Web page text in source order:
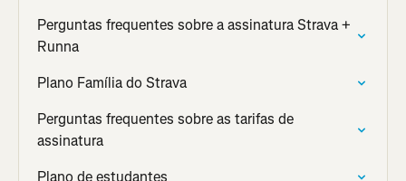
Perguntas frequentes sobre a assinatura Strava +
Runna
Plano Família do Strava
Perguntas frequentes sobre as tarifas de
assinatura